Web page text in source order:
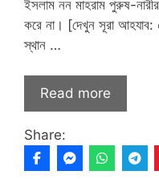
ইসলাম নন মাহরাম পুরুষ-
করে না। [দেখুন সূরা
স্থান …
Read more
Share: